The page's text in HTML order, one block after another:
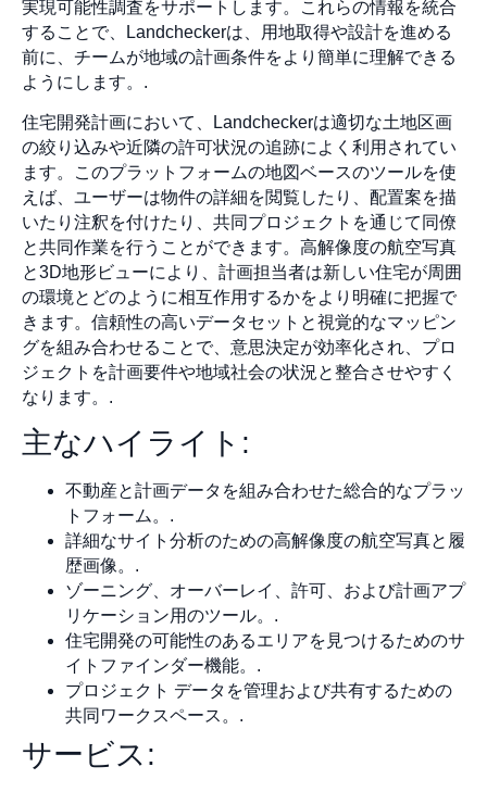
実現可能性調査をサポートします。これらの情報を統合
することで、Landcheckerは、用地取得や設計を進める
前に、チームが地域の計画条件をより簡単に理解できる
ようにします。.
住宅開発計画において、Landcheckerは適切な土地区画
の絞り込みや近隣の許可状況の追跡によく利用されてい
ます。このプラットフォームの地図ベースのツールを使
えば、ユーザーは物件の詳細を閲覧したり、配置案を描
いたり注釈を付けたり、共同プロジェクトを通じて同僚
と共同作業を行うことができます。高解像度の航空写真
と3D地形ビューにより、計画担当者は新しい住宅が周囲
の環境とどのように相互作用するかをより明確に把握で
きます。信頼性の高いデータセットと視覚的なマッピン
グを組み合わせることで、意思決定が効率化され、プロ
ジェクトを計画要件や地域社会の状況と整合させやすく
なります。.
主なハイライト:
不動産と計画データを組み合わせた総合的なプラッ
トフォーム。.
詳細なサイト分析のための高解像度の航空写真と履
歴画像。.
ゾーニング、オーバーレイ、許可、および計画アプ
リケーション用のツール。.
住宅開発の可能性のあるエリアを見つけるためのサ
イトファインダー機能。.
プロジェクト データを管理および共有するための
共同ワークスペース。.
サービス: